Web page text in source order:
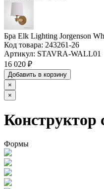
Бра Elk Lighting Jorgenson
Код товара: 243261-26
Артикул: STAVRA-WALL01
16 020 ₽
Добавить в корзину
×
×
Конструктор
Формы